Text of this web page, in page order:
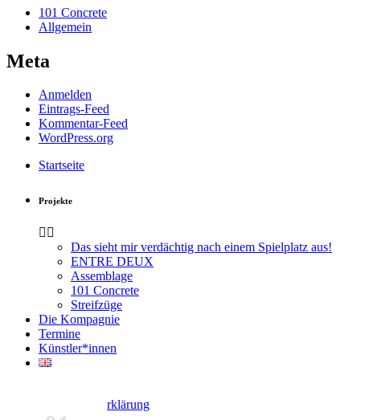
101 Concrete
Allgemein
Meta
Anmelden
Eintrags-Feed
Kommentar-Feed
WordPress.org
Startseite
Projekte
Das sieht mir verdächtig nach einem Spielplatz aus!
ENTRE DEUX
Assemblage
101 Concrete
Streifzüge
Die Kompagnie
Termine
Künstler*innen
Datenschutzerklärung